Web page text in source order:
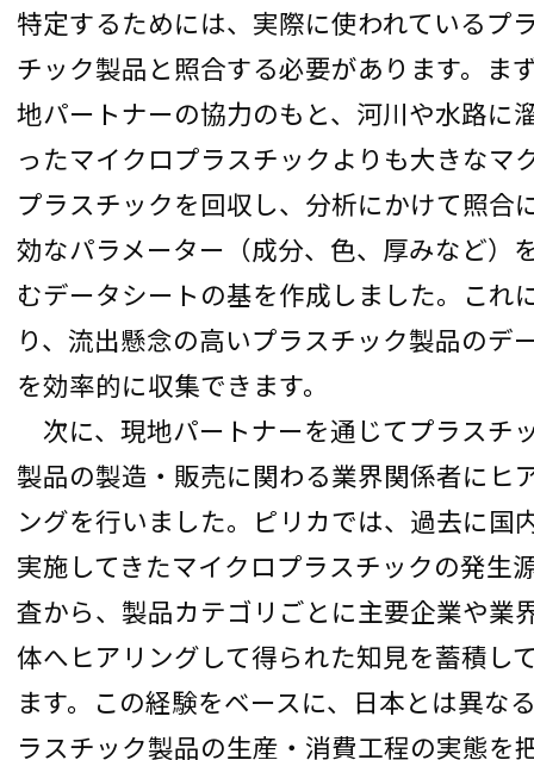
特定するためには、実際に使われているプ
チック製品と照合する必要があります。ま
地パートナーの協力のもと、河川や水路に
ったマイクロプラスチックよりも大きなマ
プラスチックを回収し、分析にかけて照合
効なパラメーター（成分、色、厚みなど）
むデータシートの基を作成しました。これ
り、流出懸念の高いプラスチック製品のデ
を効率的に収集できます。
次に、現地パートナーを通じてプラスチ
製品の製造・販売に関わる業界関係者にヒ
ングを行いました。ピリカでは、過去に国
実施してきたマイクロプラスチックの発生
査から、製品カテゴリごとに主要企業や業
体へヒアリングして得られた知見を蓄積し
ます。この経験をベースに、日本とは異な
ラスチック製品の生産・消費工程の実態を